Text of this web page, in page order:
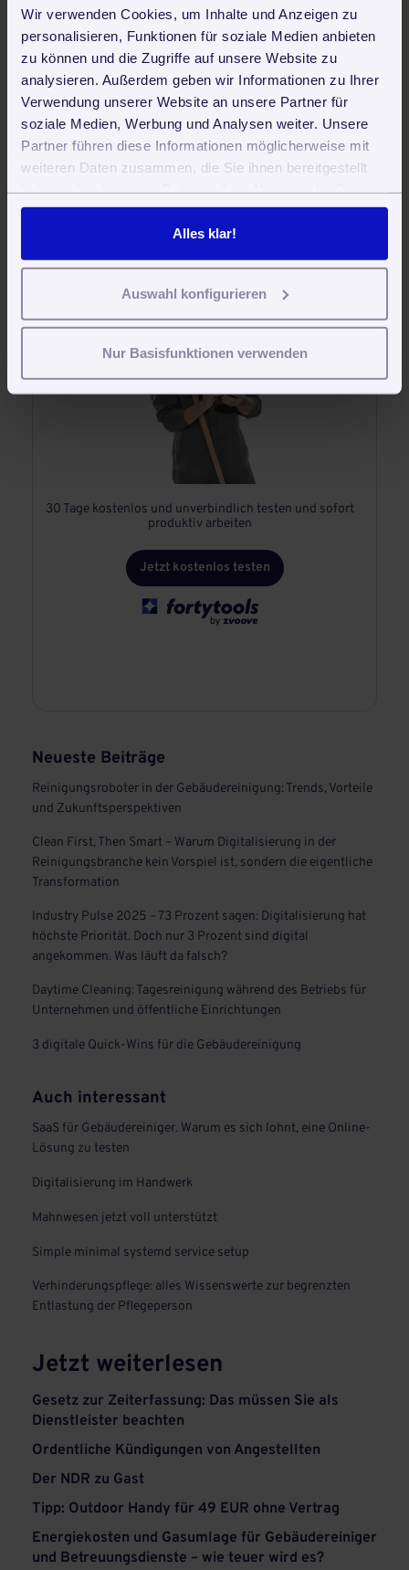
Wir verwenden Cookies, um Inhalte und Anzeigen zu
personalisieren, Funktionen für soziale Medien anbieten
zu können und die Zugriffe auf unsere Website zu
analysieren. Außerdem geben wir Informationen zu Ihrer
Verwendung unserer Website an unsere Partner für
soziale Medien, Werbung und Analysen weiter. Unsere
Partner führen diese Informationen möglicherweise mit
weiteren Daten zusammen, die Sie ihnen bereitgestellt
gesammelt haben. Sie geben Einwilligung zu unseren
Cookies, wenn Sie unsere Webseite weiterhin nutzen.
Alles klar!
Auswahl konfigurieren
Nur Basisfunktionen verwenden
Betreuung GmbH
Digitalisierung
 Bewertet mit durchschnittlich 3.9
Sternen von 23 Lesern.
Betreuungsdienste
30 Tage kostenlos und unverbindlich testen und sofort
produktiv arbeiten
Jetzt kostenlos testen
Neueste Beiträge
Reinigungsroboter in der Gebäudereinigung: Trends, Vorteile
und Zukunftsperspektiven
Clean First, Then Smart – Warum Digitalisierung in der
Reinigungsbranche kein Vorspiel ist, sondern die eigentliche
Transformation
Industry Pulse 2025 – 73 Prozent sagen: Digitalisierung hat
höchste Priorität. Doch nur 3 Prozent sind digital
angekommen. Was läuft da falsch?
Daytime Cleaning: Tagesreinigung während des Betriebs für
Unternehmen und öffentliche Einrichtungen
3 digitale Quick-Wins für die Gebäudereinigung
Auch interessant
SaaS für Gebäudereiniger. Warum es sich lohnt, eine Online-
Lösung zu testen
Digitalisierung im Handwerk
Mahnwesen jetzt voll unterstützt
Simple minimal systemd service setup
Verhinderungspflege: alles Wissenswerte zur begrenzten
Entlastung der Pflegeperson
Jetzt weiterlesen
Gesetz zur Zeiterfassung: Das müssen Sie als
Dienstleister beachten
Ordentliche Kündigungen von Angestellten
Der NDR zu Gast
Tipp: Outdoor Handy für 49 EUR ohne Vertrag
Energiekosten und Gasumlage für Gebäudereiniger
und Betreuungsdienste – wie teuer wird es?